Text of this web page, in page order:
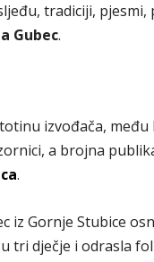
tradiciji,
Gubec.
izvođača,
a brojna
.
iz Gornje Stubice
tri dječje i odrasla